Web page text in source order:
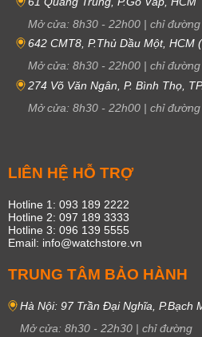
Mở cửa: 8h30 - 22h00 | chỉ đường
642 CMT8, P.Thủ Dầu Một, HCM
Mở cửa: 8h30 - 22h00 | chỉ đường
274 Võ Văn Ngân, P. Bình Thọ,
Mở cửa: 8h30 - 22h00 | chỉ đường
LIÊN HỆ HỖ TRỢ
Hotline 1: 093 189 2222
Hotline 2: 097 189 3333
Hotline 3: 096 139 5555
Email: info@watchstore.vn
TRUNG TÂM BẢO HÀNH
Hà Nội: 97 Trần Đại Nghĩa, P.Bạch
Mở cửa: 8h30 - 22h30 | chỉ đường